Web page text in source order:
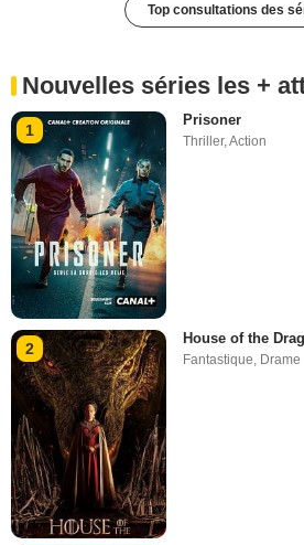
Top consultations des
Nouvelles séries les +
1
Prisoner
Thriller,Action
2
House of the
Fantastique, Drame